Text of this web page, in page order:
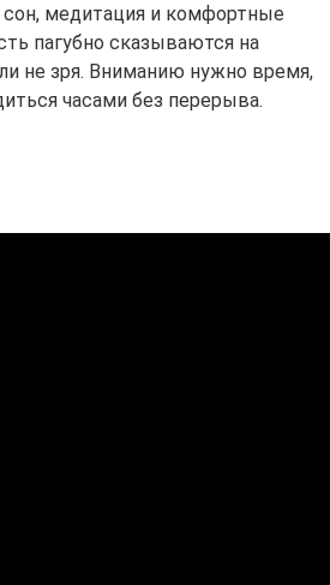
медитация и комфортные
пагубно сказываются на
не зря. Вниманию нужно время,
часами без перерыва.